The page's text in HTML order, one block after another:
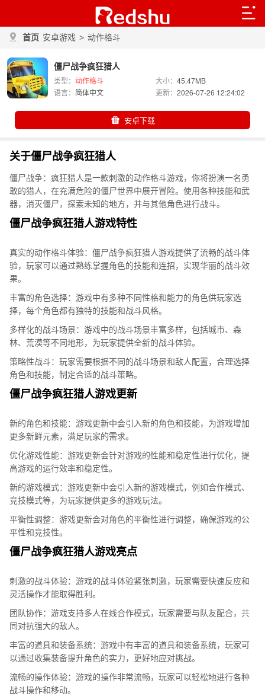
首页 安卓游戏 > 动作格斗
僵尸战争疯狂猎人
类型： 动作格斗 大小：45.47MB
语言： 简体中文 更新：2026-07-26 12:24:02
安卓下载
关于僵尸战争疯狂猎人
僵尸战争：疯狂猎人是一款刺激的动作格斗游戏，你将扮演一名勇
敢的猎人，在充满危险的僵尸世界中展开冒险。使用各种技能和武
器，消灭僵尸，探索未知的地方，并与其他角色进行战斗。
僵尸战争疯狂猎人游戏特性
真实的动作格斗体验：僵尸战争疯狂猎人游戏提供了流畅的战斗体
验，玩家可以通过熟练掌握角色的技能和连招，实现华丽的战斗效
果。
丰富的角色选择：游戏中有多种不同性格和能力的角色供玩家选
择，每个角色都有独特的技能和战斗风格。
多样化的战斗场景：游戏中的战斗场景丰富多样，包括城市、森
林、荒漠等不同地形，为玩家提供全新的战斗体验。
策略性战斗：玩家需要根据不同的战斗场景和敌人配置，合理选择
角色和技能，制定合适的战斗策略。
僵尸战争疯狂猎人游戏更新
新的角色和技能：游戏更新中会引入新的角色和技能，为游戏增加
更多新鲜元素，满足玩家的需求。
优化游戏性能：游戏更新会针对游戏的性能和稳定性进行优化，提
高游戏的运行效率和稳定性。
新的游戏模式：游戏更新中会引入新的游戏模式，例如合作模式、
竞技模式等，为玩家提供更多的游戏玩法。
平衡性调整：游戏更新会对角色的平衡性进行调整，确保游戏的公
平性和竞技性。
僵尸战争疯狂猎人游戏亮点
刺激的战斗体验：游戏的战斗体验紧张刺激，玩家需要快速反应和
灵活操作才能取得胜利。
团队协作：游戏支持多人在线合作模式，玩家需要与队友配合，共
同对抗强大的敌人。
丰富的道具和装备系统：游戏中有丰富的道具和装备系统，玩家可
以通过收集装备提升角色的实力，更好地应对挑战。
流畅的操作体验：游戏的操作非常流畅，玩家可以轻松地进行各种
战斗操作和移动。